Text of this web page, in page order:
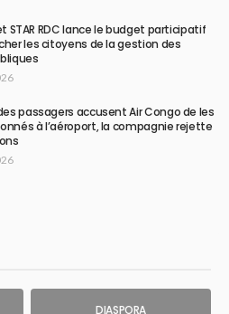
STAR RDC lance le budget participatif
les citoyens de la gestion des
passagers accusent Air Congo de les
à l’aéroport, la compagnie rejette
DIASPORA